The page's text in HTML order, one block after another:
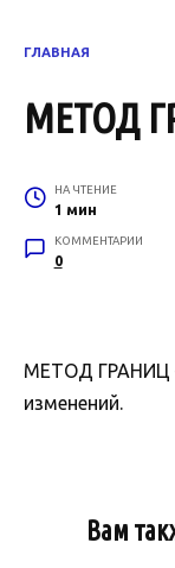
ГЛАВНАЯ
МЕТОД
НА ЧТЕНИЕ
1 мин
КОММЕНТАРИИ
0
МЕТОД ГРАНИЦ
изменений.
Вам